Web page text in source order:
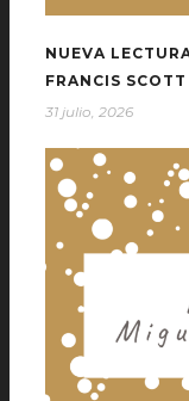
NUEVA
FRANCIS
31 julio, 2026